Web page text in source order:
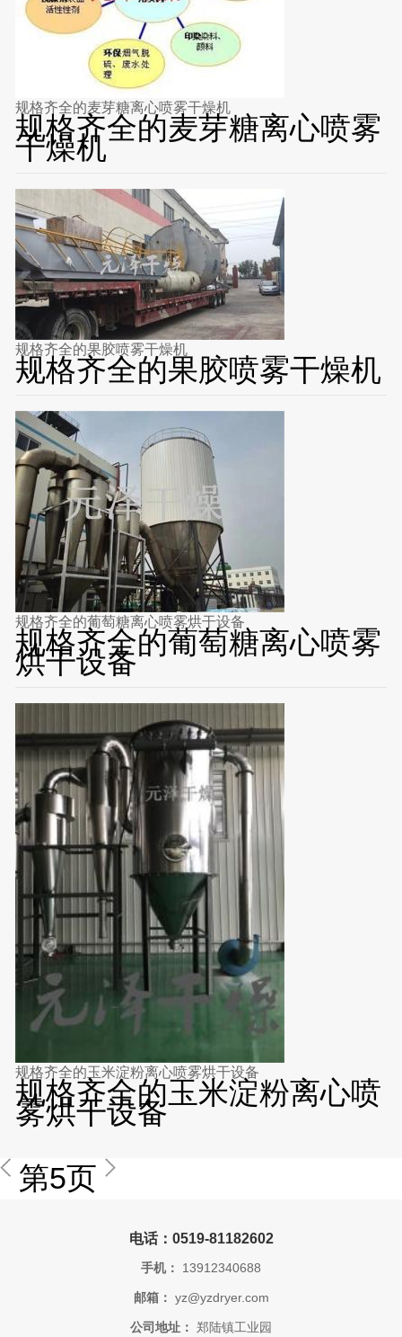
规格齐全的麦芽糖离心喷雾干燥机
规格齐全的麦芽糖离心喷雾
干燥机
规格齐全的果胶喷雾干燥机
规格齐全的果胶喷雾干燥机
规格齐全的葡萄糖离心喷雾烘干设备
规格齐全的葡萄糖离心喷雾
烘干设备
规格齐全的玉米淀粉离心喷雾烘干设备
规格齐全的玉米淀粉离心喷
雾烘干设备
第5页
电话：0519-81182602
手机： 13912340688
邮箱： yz@yzdryer.com
公司地址： 郑陆镇工业园